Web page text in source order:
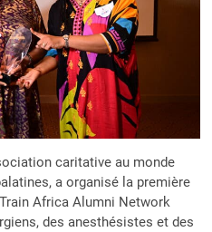
caritative au monde
a organisé la première
Africa Alumni Network
des anesthésistes et des